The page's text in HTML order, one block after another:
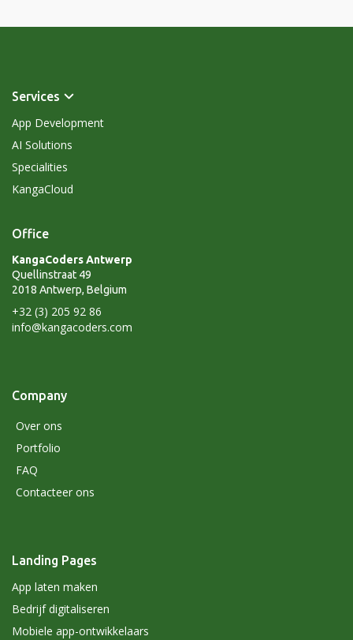
Services
App Development
AI Solutions
Specialities
KangaCloud
Office
KangaCoders Antwerp
Quellinstraat 49
2018 Antwerp, Belgium
+32 (3) 205 92 86
info@kangacoders.com
Company
Over ons
Portfolio
FAQ
Contacteer ons
Landing Pages
App laten maken
Bedrijf digitaliseren
Mobiele app-ontwikkelaars